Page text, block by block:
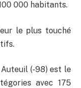
000 habitants.
le plus touché
(-98) est le
avec 175